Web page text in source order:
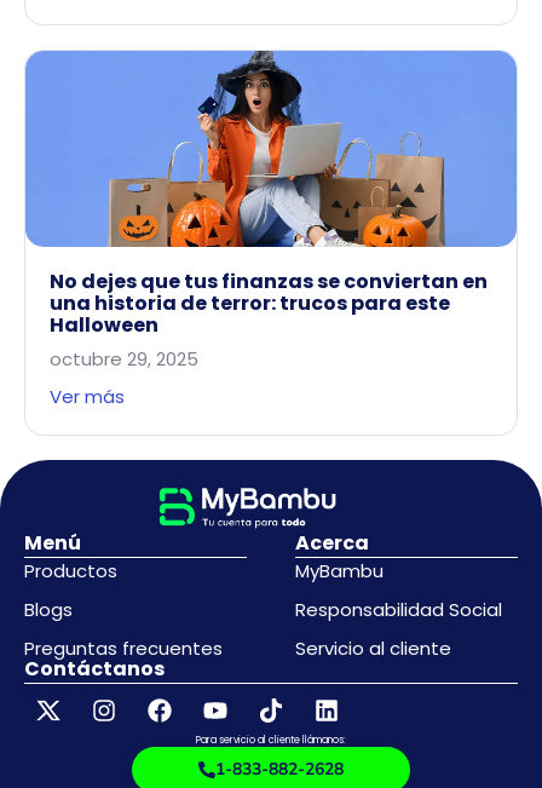
No dejes que tus finanzas se conviertan en
una historia de terror: trucos para este
Halloween
octubre 29, 2025
Ver más
Menú
Productos
Blogs
Preguntas frecuentes
Acerca
MyBambu
Responsabilidad Social
Servicio al cliente
Contáctanos
Para servicio al cliente llámanos:
1-833-882-2628